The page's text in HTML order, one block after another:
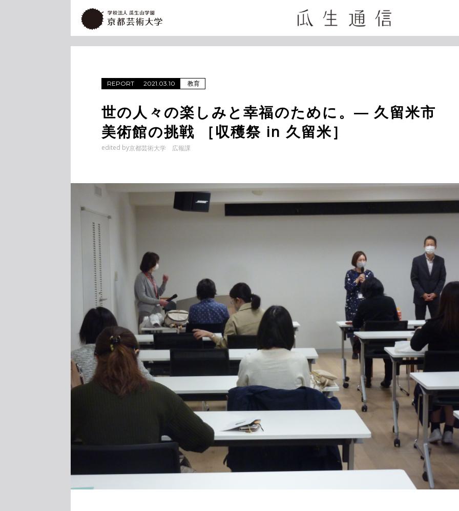
REPORT 2021.03.10 教育
世の人々の楽しみと幸福のために。― 久留米市
美術館の挑戦 ［収穫祭 in 久留米］
edited by京都芸術大学 広報課